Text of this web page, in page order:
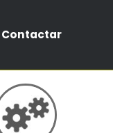
Contactar